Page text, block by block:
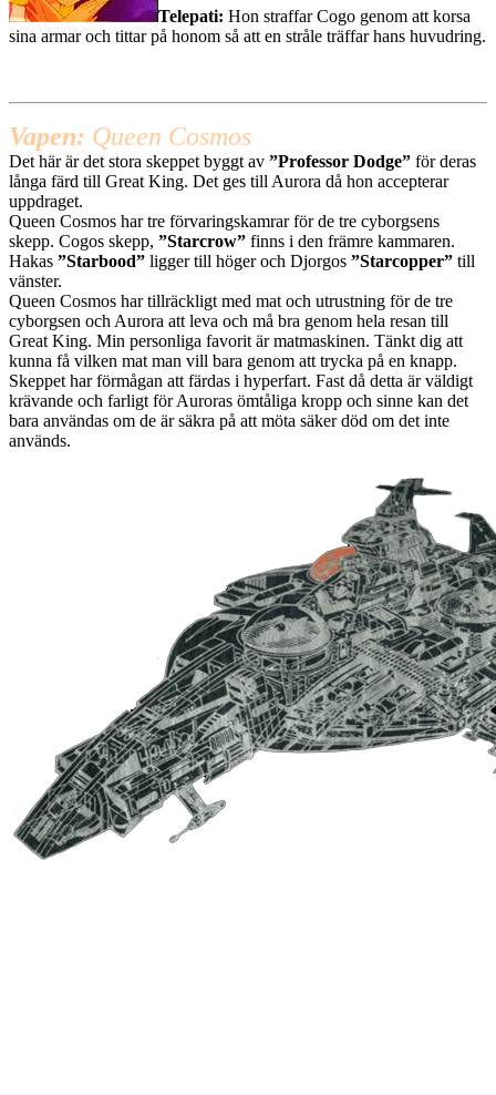
Telepati: Hon straffar Cogo genom att korsa
sina armar och tittar på honom så att en stråle träffar hans huvudring.
Vapen: Queen Cosmos
Det här är det stora skeppet byggt av ”Professor Dodge” för deras
långa färd till Great King. Det ges till Aurora då hon accepterar
uppdraget.
Queen Cosmos har tre förvaringskamrar för de tre cyborgsens
skepp. Cogos skepp, ”Starcrow” finns i den främre kammaren.
Hakas ”Starbood” ligger till höger och Djorgos ”Starcopper” till
vänster.
Queen Cosmos har tillräckligt med mat och utrustning för de tre
cyborgsen och Aurora att leva och må bra genom hela resan till
Great King. Min personliga favorit är matmaskinen. Tänkt dig att
kunna få vilken mat man vill bara genom att trycka på en knapp.
Skeppet har förmågan att färdas i hyperfart. Fast då detta är väldigt
krävande och farligt för Auroras ömtåliga kropp och sinne kan det
bara användas om de är säkra på att möta säker död om det inte
används.